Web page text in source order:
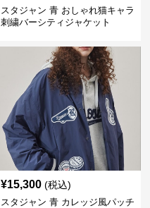
スタジャン 青 おしゃれ猫キャラ
刺繍バーシティジャケット
¥15,300 (税込)
スタジャン 青 カレッジ風パッチ